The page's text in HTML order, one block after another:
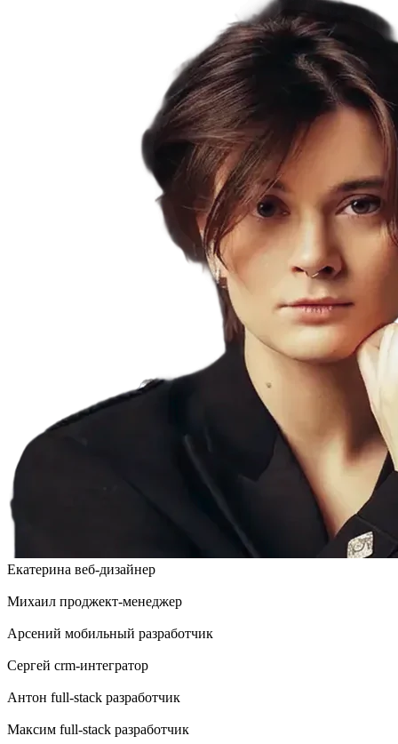
Екатерина веб-дизайнер
Михаил проджект-менеджер
Арсений мобильный разработчик
Сергей crm-интегратор
Антон full-stack разработчик
Максим full-stack разработчик